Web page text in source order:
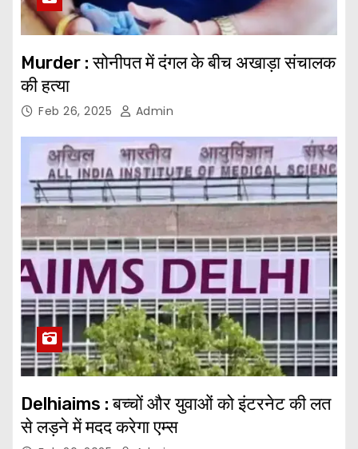
Murder : सोनीपत में दंगल के बीच अखाड़ा संचालक
की हत्या
Feb 26, 2025 Admin
Delhiaims : बच्चों और युवाओं को इंटरनेट की लत
से लड़ने में मदद करेगा एम्स